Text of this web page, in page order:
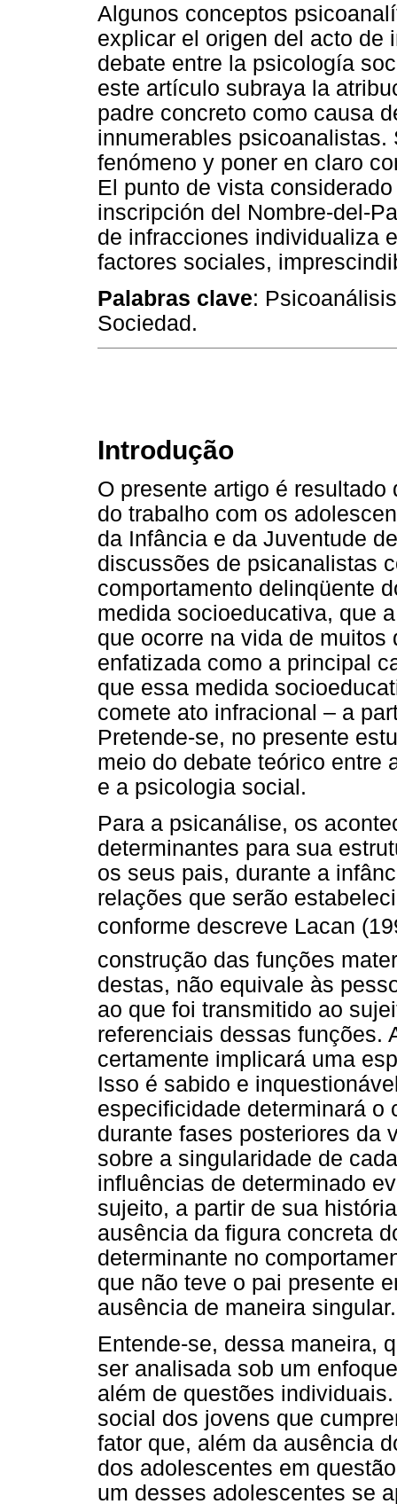
Algunos conceptos
explicar el origen del acto de
debate entre la psicología
este artículo subraya la
padre concreto como causa
innumerables
fenómeno y poner en claro
El punto de vista
inscripción del Nombre-del-
de infracciones individualiza
factores sociales,
Palabras clave:
Sociedad.
Introdução
O presente artigo é
do trabalho com os
da Infância e da Juventude
discussões de psicanalistas
comportamento delinqüente
medida socioeducativa, que
que ocorre na vida de
enfatizada como a principal
que essa medida
comete ato infracional – a
Pretende-se, no presente
meio do debate teórico entre
e a psicologia social.
Para a psicanálise, os
determinantes para sua
os seus pais, durante a
relações que serão
conforme descreve Lacan
construção das funções
destas, não equivale às
ao que foi transmitido ao
referenciais dessas funções.
certamente implicará uma
Isso é sabido e
especificidade determinará o
durante fases posteriores da
sobre a singularidade de
influências de determinado
sujeito, a partir de sua
ausência da figura concreta
determinante no
que não teve o pai presente
ausência de maneira
Entende-se, dessa maneira,
ser analisada sob um
além de questões
social dos jovens que
fator que, além da ausência
dos adolescentes em
um desses adolescentes se